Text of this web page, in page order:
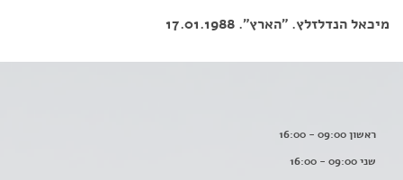
מיכאל הנדלזלץ. "הארץ". 17.01.1988
ראשון 09:00 - 16:00
שני 09:00 - 16:00